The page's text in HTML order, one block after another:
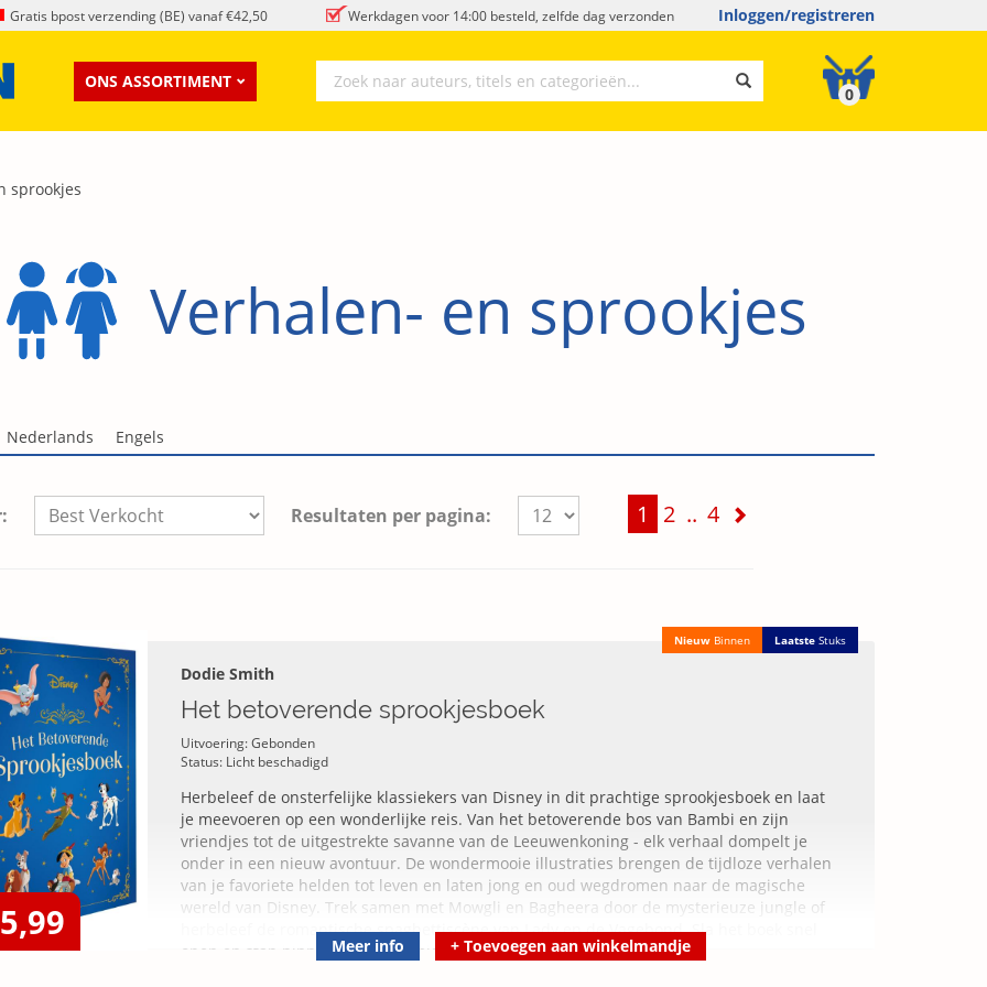
Gratis bpost verzending (BE) vanaf €42,50 Werkdagen voor 14:00 besteld, zelfde dag verzonden Inloggen/registreren
ONS ASSORTIMENT
0
sprookjes
Verhalen- en sprookjes
Resultaten per pagina: 1 2 .. 4
Nieuw Binnen Laatste Stuks
Dodie Smith
Het betoverende sprookjesboek
Uitvoering: Gebonden
Status: Licht beschadigd
Herbeleef de onsterfelijke klassiekers van Disney in dit prachtige sprookjesboek en laat
je meevoeren op een wonderlijke reis. Van het betoverende bos van Bambi en zijn
vriendjes tot de uitgestrekte savanne van de Leeuwenkoning - elk verhaal dompelt je
onder in een nieuw avontuur. De wondermooie illustraties brengen de tijdloze verhalen
van je favoriete helden tot leven en laten jong en oud wegdromen naar de magische
wereld van Disney. Trek samen met Mowgli en Bagheera door de mysterieuze jungle of
herbeleef de romantische spaghettiscène van Lady en de Vagebond. Sla het boek snel
open en stap binnen in een wereld waar dromen werkelijkheid worden.
Meer info + Toevoegen aan winkelmandje